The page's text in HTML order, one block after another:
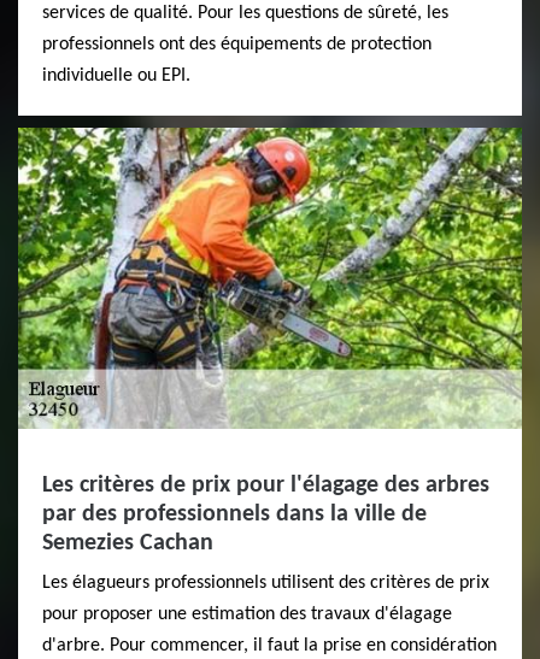
services de qualité. Pour les questions de sûreté, les
professionnels ont des équipements de protection
individuelle ou EPI.
Les critères de prix pour l'élagage des arbres
par des professionnels dans la ville de
Semezies Cachan
Les élagueurs professionnels utilisent des critères de prix
pour proposer une estimation des travaux d'élagage
d'arbre. Pour commencer, il faut la prise en considération